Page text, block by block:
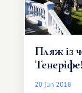
Пляж із
20 jun 2018